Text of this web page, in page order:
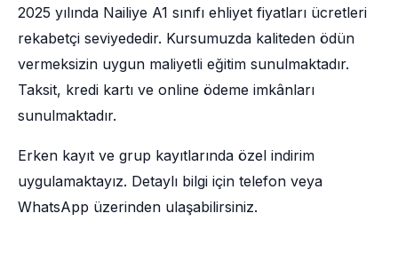
2025 yılında Nailiye A1 sınıfı ehliyet fiyatları ücretleri
rekabetçi seviyededir. Kursumuzda kaliteden ödün
vermeksizin uygun maliyetli eğitim sunulmaktadır.
Taksit, kredi kartı ve online ödeme imkânları
sunulmaktadır.
Erken kayıt ve grup kayıtlarında özel indirim
uygulamaktayız. Detaylı bilgi için telefon veya
WhatsApp üzerinden ulaşabilirsiniz.